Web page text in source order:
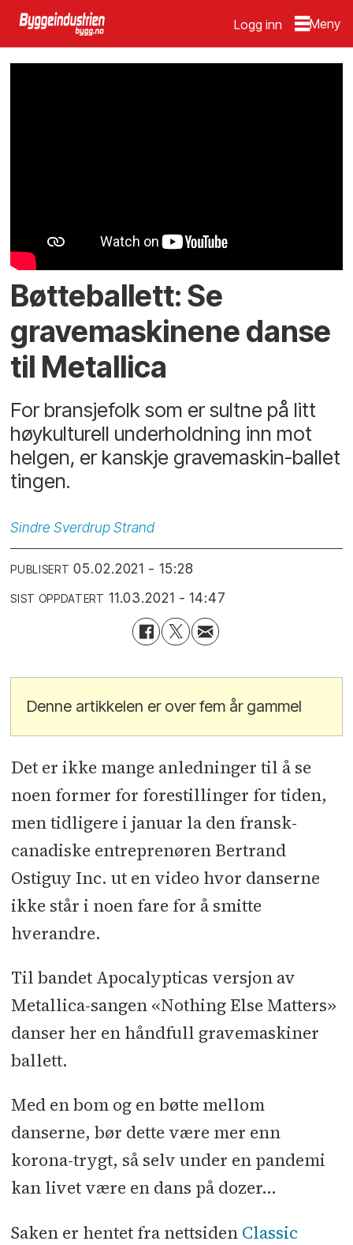
Logg inn
Bøtteballett: Se
gravemaskinene danse
til Metallica
For bransjefolk som er sultne på litt
høykulturell underholdning inn mot
helgen, er kanskje gravemaskin-ballet
tingen.
Sindre Sverdrup Strand
PUBLISERT 05.02.2021 - 15:28
SIST OPPDATERT 11.03.2021 - 14:47
Denne artikkelen er over fem år gammel
Det er ikke mange anledninger til å se
noen former for forestillinger for tiden,
men tidligere i januar la den fransk-
canadiske entreprenøren Bertrand
Ostiguy Inc. ut en video hvor danserne
ikke står i noen fare for å smitte
hverandre.
Til bandet Apocalypticas versjon av
Metallica-sangen «Nothing Else Matters»
danser her en håndfull gravemaskiner
ballett.
Med en bom og en bøtte mellom
danserne, bør dette være mer enn
korona-trygt, så selv under en pandemi
kan livet være en dans på dozer…
Saken er hentet fra nettsiden Classic